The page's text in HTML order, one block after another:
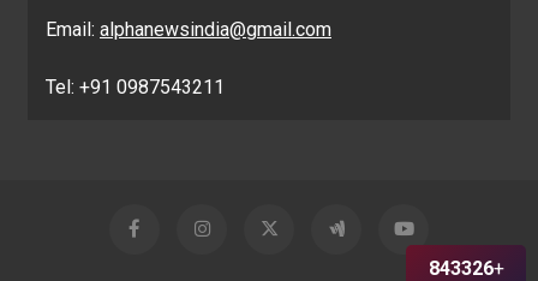
Email: alphanewsindia@gmail.com
Tel: +91 0987543211
843326+